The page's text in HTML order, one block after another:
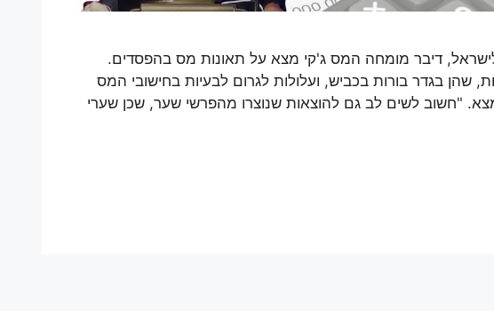
דיבר מומחה המס ג'קי מצא על תאונות מס בהפסדים.
שהן בגדר בורות בכביש, ועלולות לגרום לבעיות בחישובי המס
"חשוב לשים לב גם להוצאות שנוצרו מהפרשי שער, שכן שערי